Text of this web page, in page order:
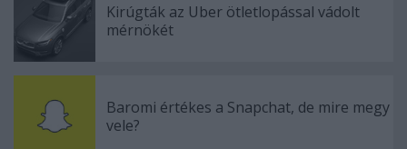
Kirúgták az Uber ötletlopással vádolt
mérnökét
Baromi értékes a Snapchat, de mire megy
vele?